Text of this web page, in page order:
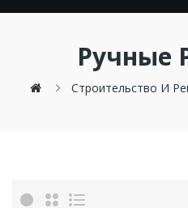
Ручные
Строительство И